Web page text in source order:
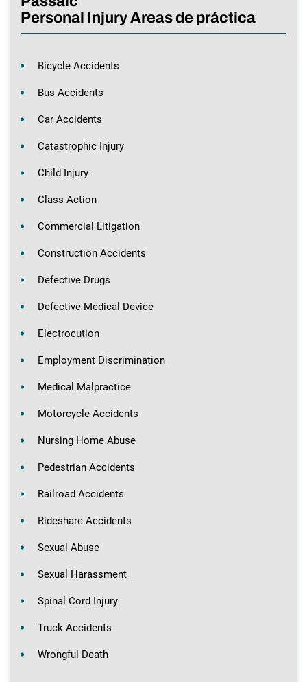
Personal Injury Areas de práctica
Bicycle Accidents
Bus Accidents
Car Accidents
Catastrophic Injury
Child Injury
Class Action
Commercial Litigation
Construction Accidents
Defective Drugs
Defective Medical Device
Electrocution
Employment Discrimination
Medical Malpractice
Motorcycle Accidents
Nursing Home Abuse
Pedestrian Accidents
Railroad Accidents
Rideshare Accidents
Sexual Abuse
Sexual Harassment
Spinal Cord Injury
Truck Accidents
Wrongful Death